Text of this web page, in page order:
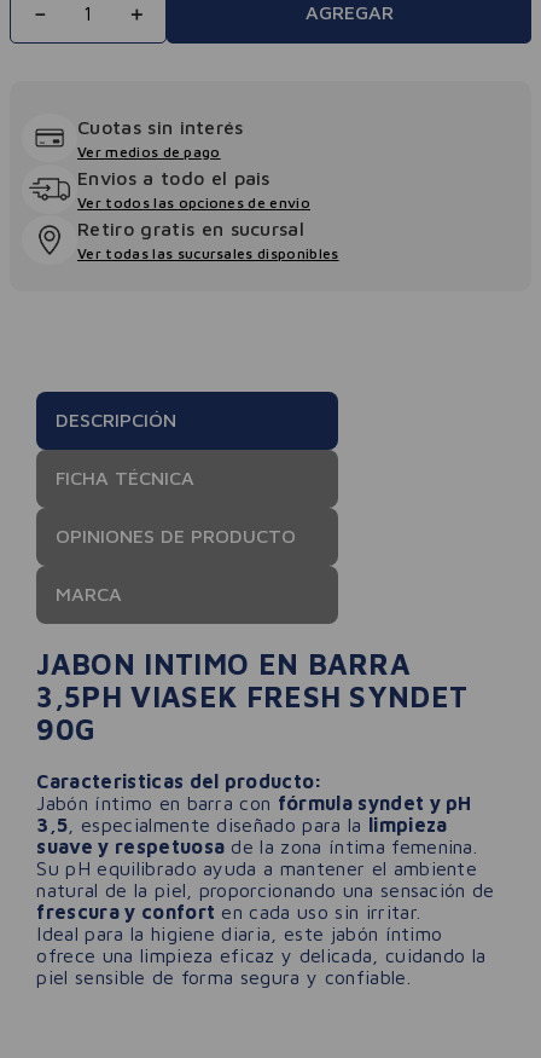
＋
－ AGREGAR
Cuotas sin interés
Ver medios de pago
Envios a todo el pais
Ver todos las opciones de envio
Retiro gratis en sucursal
Ver todas las sucursales disponibles
DESCRIPCIÓN
FICHA TÉCNICA
OPINIONES DE PRODUCTO
MARCA
JABON INTIMO EN BARRA
3,5PH VIASEK FRESH SYNDET
90G
Caracteristicas del producto:
Jabón íntimo en barra con fórmula syndet y pH
3,5 , especialmente diseñado para la limpieza
suave y respetuosa de la zona íntima femenina.
Su pH equilibrado ayuda a mantener el ambiente
natural de la piel, proporcionando una sensación de
frescura y confort en cada uso sin irritar.
Ideal para la higiene diaria, este jabón íntimo
ofrece una limpieza eficaz y delicada, cuidando la
piel sensible de forma segura y confiable.